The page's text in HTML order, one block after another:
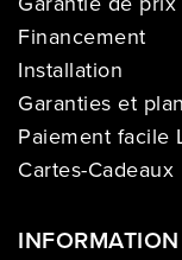
Financement
Installation
Garanties et
Paiement facile
Cartes-Cadeaux